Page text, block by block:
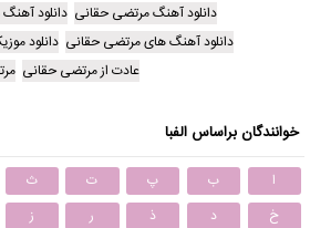
دانلود آهنگ مرتضی حقانی دانلود
دانلود آهنگ های مرتضی حقانی دانلود
عادت از مرتضی حقانی
خوانندگان براساس الفبا
ا ب پ ت ث
خ
د ذ ر ز